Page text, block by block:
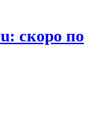
скоро по